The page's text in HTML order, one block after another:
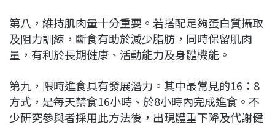
第八，維持肌肉量十分重要。若搭配足夠蛋白質攝取
及阻力訓練，斷食有助於減少脂肪，同時保留肌肉
量，有利於長期健康、活動能力及身體機能。
第九，限時進食具有發展潛力。其中最常見的16：8
方式，是每天禁食16小時、於8小時內完成進食。不
少研究參與者採用此方法後，出現體重下降及代謝健